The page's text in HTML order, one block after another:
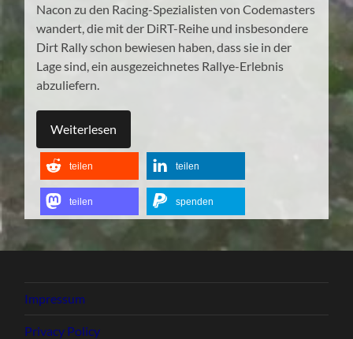
Nacon zu den Racing-Spezialisten von Codemasters
wandert, die mit der DiRT-Reihe und insbesondere
Dirt Rally schon bewiesen haben, dass sie in der
Lage sind, ein ausgezeichnetes Rallye-Erlebnis
abzuliefern.
Weiterlesen
teilen teilen
teilen spenden
Impressum
Privacy Policy